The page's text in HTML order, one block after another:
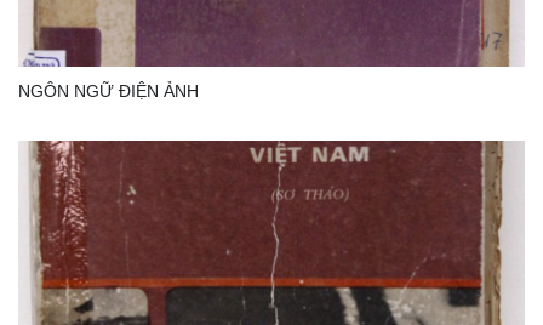
NGÔN NGỮ ĐIỆN ẢNH